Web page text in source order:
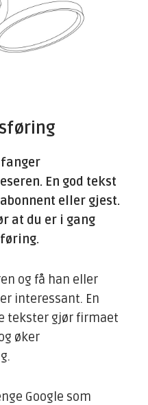
fanger
En god tekst
eller gjest.
at du er i gang
og få han eller
interessant. En
tekster gjør firmaet
øker
Google som